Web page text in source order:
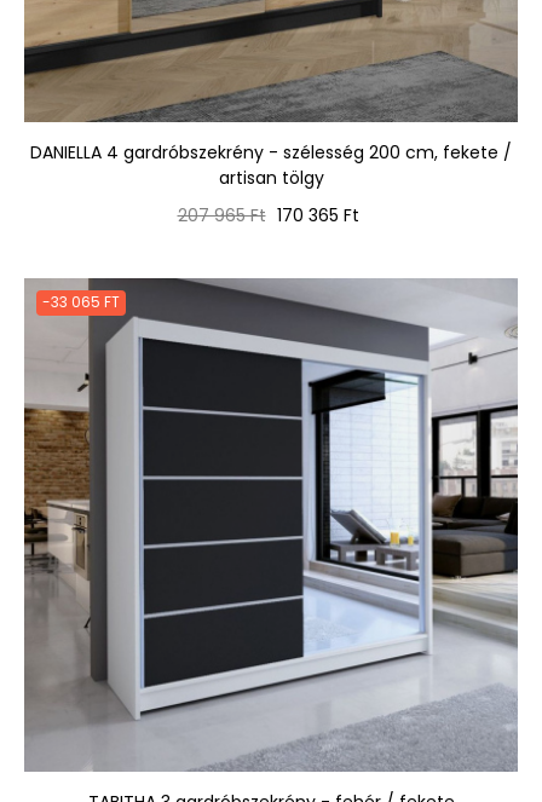
DANIELLA 4 gardróbszekrény - szélesség 200 cm, fekete /
artisan tölgy
Normál
207 965 Ft Ár
170 365 Ft
-33 065 FT